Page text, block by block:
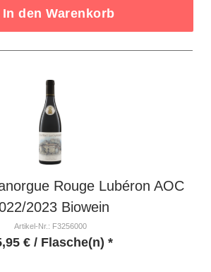
In den Warenkorb
Rouge Lubéron AOC
2023 Biowein
Artikel-Nr.: F3256000
€/ Flasche(n) *